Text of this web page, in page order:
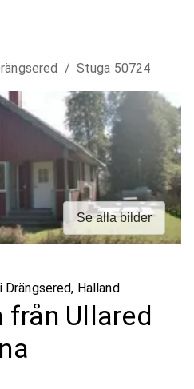
/ Stuga 50724
Se alla bilder
Drängsered, Halland
från Ullared